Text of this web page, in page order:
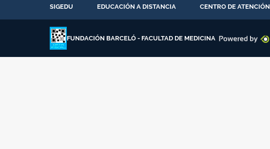
SIGEDU EDUCACIÓN A DISTANCIA CENTRO DE ATENCIÓN
FUNDACIÓN BARCELÓ - FACULTAD DE MEDICINA